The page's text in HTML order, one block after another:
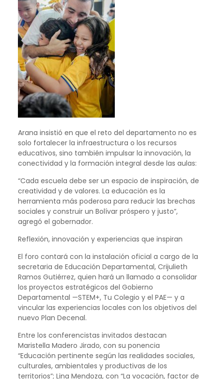
Arana insistió en que el reto del departamento no es
solo fortalecer la infraestructura o los recursos
educativos, sino también impulsar la innovación, la
conectividad y la formación integral desde las aulas:
“Cada escuela debe ser un espacio de inspiración, de
creatividad y de valores. La educación es la
herramienta más poderosa para reducir las brechas
sociales y construir un Bolívar próspero y justo”,
agregó el gobernador.
Reflexión, innovación y experiencias que inspiran
El foro contará con la instalación oficial a cargo de la
secretaria de Educación Departamental, Crijulieth
Ramos Gutiérrez, quien hará un llamado a consolidar
los proyectos estratégicos del Gobierno
Departamental —STEM+, Tu Colegio y el PAE— y a
vincular las experiencias locales con los objetivos del
nuevo Plan Decenal.
Entre los conferencistas invitados destacan
Maristella Madero Jirado, con su ponencia
“Educación pertinente según las realidades sociales,
culturales, ambientales y productivas de los
territorios”; Lina Mendoza, con “La vocación, factor de